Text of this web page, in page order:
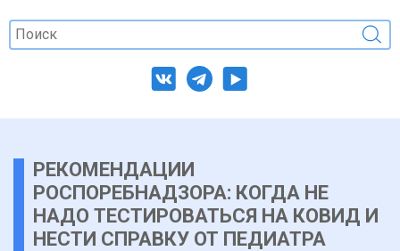
РЕКОМЕНДАЦИИ
РОСПОРЕБНАДЗОРА: КОГДА НЕ
НАДО ТЕСТИРОВАТЬСЯ НА КОВИД И
НЕСТИ СПРАВКУ ОТ ПЕДИАТРА